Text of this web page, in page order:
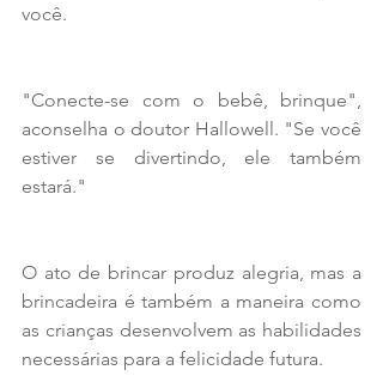
você.
"Conecte-se com o bebê, brinque",
aconselha o doutor Hallowell. "Se você
estiver se divertindo, ele também
estará."
O ato de brincar produz alegria, mas a
brincadeira é também a maneira como
as crianças desenvolvem as habilidades
necessárias para a felicidade futura.